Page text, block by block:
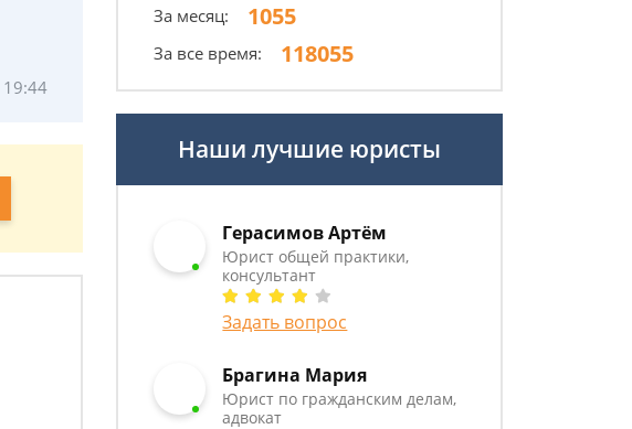
19:44
За месяц: 1055
За все время: 118055
Наши лучшие юристы
Герасимов Артём
Юрист общей практики,
консультант
Задать вопрос
Брагина Мария
Юрист по гражданским делам,
адвокат